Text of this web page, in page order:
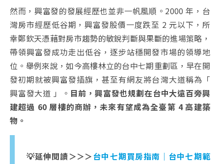
然而，興富發的發展經歷也並非一帆風順。2000 年，台
灣房市經歷低谷期，興富發股價一度跌至 2 元以下，所
幸鄭欽天憑藉對房市趨勢的敏銳判斷與果斷的進場策略，
帶領興富發成功走出低谷，逐步站穩開發市場的領導地
位。舉例來說，如今高樓林立的台中七期重劃區，早在開
發初期就被興富發插旗，甚至有網友將台灣大道稱為「
興富發大道 」。 目前，興富發也規劃在台中大遠百旁興
建超過 60 層樓的商辦，未來有望成為全臺第 4 高建築
物。
💡延伸閱讀＞＞＞ 台中七期買房指南｜台中七期範